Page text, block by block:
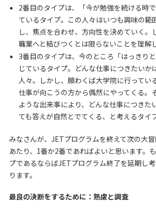
2番目のタイプは、「今が勉強を続ける時
ているタイプ。この人々はいつも興味の範
し、焦点を合わせ、方向性を決めていく。
職業へと結びつくとは限らないことを理解
3番目のタイプは、今のところ「はっきり
じているタイプ。どんな仕事につきたいか
人々。しかし、願わくば大学院に行ってい
仕事が向こうの方から偶然にやってくる。
ような出来事により、どんな仕事につきた
ても答えが自然とでてくる、と考えるタイ
みなさんが、JETプログラムを終えて次の大
あたり、1番か2番であればよいと思います。
プであるならばJETプログラム終了を延期し
ります。
最良の決断をするために：熟慮と調査